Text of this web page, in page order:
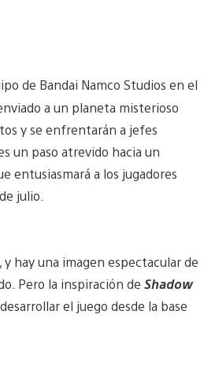
de Bandai Namco Studios en el
a un planeta misterioso
y se enfrentarán a jefes
un paso atrevido hacia un
entusiasmará a los jugadores
julio.
hay una imagen espectacular de
Pero la inspiración de Shadow
el juego desde la base